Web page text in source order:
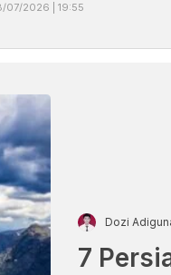
07/2026 | 19:55
Dozi
7